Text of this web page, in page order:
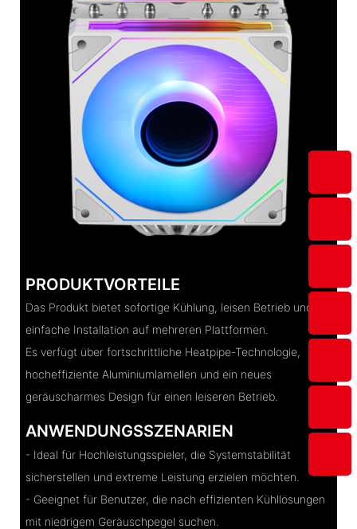
PRODUKTVORTEILE
Das Produkt bietet sofortige Kühlung, leisen Betrieb und
einfache Installation auf mehreren Plattformen.
Es verfügt über fortschrittliche Heatpipe-Technologie,
hocheffiziente Aluminiumlamellen und ein neues
geräuscharmes Design für einen leiseren Betrieb.
ANWENDUNGSSZENARIEN
- Ideal für Hochleistungsspieler, die Systemstabilität
sicherstellen und extreme Leistung erzielen möchten.
- Geeignet für Benutzer, die nach effizienten Kühllösungen
mit niedrigem Geräuschpegel suchen.